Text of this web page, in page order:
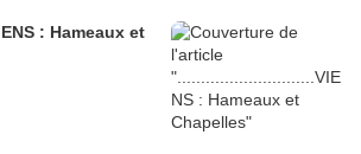
: Hameaux et